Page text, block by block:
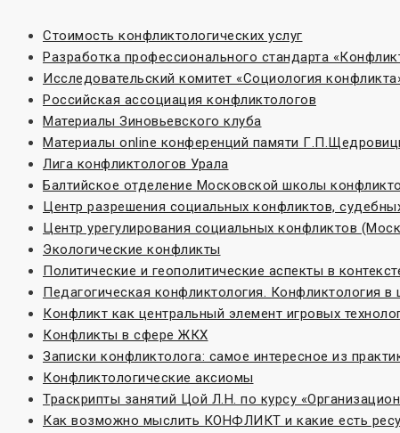
Стоимость конфликтологических услуг
Разработка профессионального стандарта
Исследовательский комитет «Социoлогия
Российская ассоциация конфликтологов
Материалы Зиновьевского клуба
Материалы online конференций памяти
Лига конфликтологов Урала
Балтийское отделение Московской школы
Центр разрешения социальных конфликтов,
Центр урегулирования социальных конфликтов
Экологические конфликты
Политические и геополитические аспекты в
Педагогическая конфликтология. Конфликтология в
Конфликт как центральный элемент игровых
Конфликты в сфере ЖКХ
Записки конфликтолога: самое интересное из
Конфликтологические аксиомы
Траскрипты занятий Цой Л.Н. по курсу
Как возможно мыслить КОНФЛИКТ и какие есть